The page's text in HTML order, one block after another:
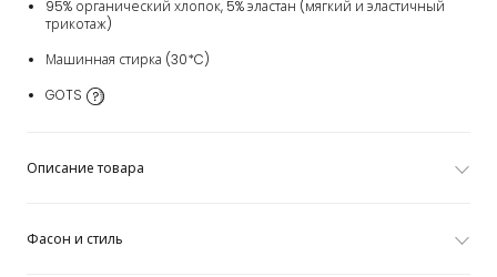
95% органический хлопок, 5% эластан (мягкий и эластичный
трикотаж)
Машинная стирка (30*C)
GOTS
Описание товара
Фасон и стиль